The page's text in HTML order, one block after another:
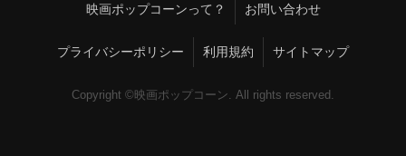
映画ポップコーンって？ お問い合わせ
プライバシーポリシー 利用規約 サイトマップ
Copyright ©映画ポップコーン. All rights reserved.